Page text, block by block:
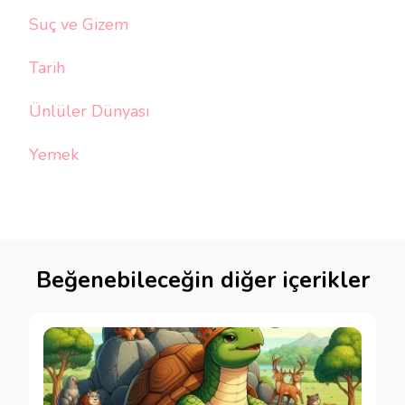
Suç ve Gizem
Tarih
Ünlüler Dünyası
Yemek
Beğenebileceğin diğer içerikler